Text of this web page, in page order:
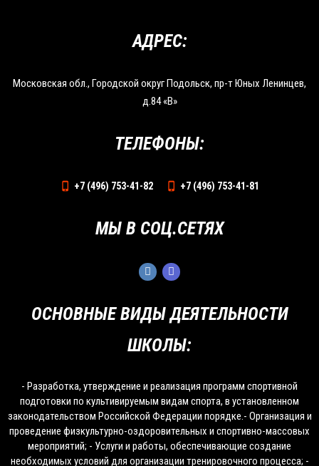
ОСНОВНЫЕ ВИДЫ ДЕЯТЕЛЬНОСТИ
ШКОЛЫ:
- Разработка, утверждение и реализация программ спортивной
подготовки по культивируемым видам спорта, в установленном
законодательством Российской Федерации порядке.- Организация и
проведение физкультурно-оздоровительных и спортивно-массовых
мероприятий; - Услуги и работы, обеспечивающие создание
необходимых условий для организации тренировочного процесса; -
АДРЕС:
Московская обл., Городской округ Подольск, пр-т Юных Ленинцев,
д.84 «В»
ТЕЛЕФОНЫ:
+7 (496) 753-41-82 +7 (496) 753-41-81
МЫ В СОЦ.СЕТЯХ